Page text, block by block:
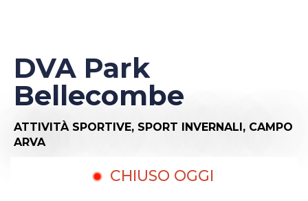
DVA Park
Bellecombe
ATTIVITÀ SPORTIVE, SPORT INVERNALI, CAMPO
ARVA
CHIUSO OGGI